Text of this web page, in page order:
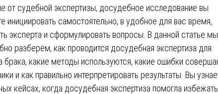
от судебной экспертизы, досудебное исследование вы
инициировать самостоятельно, в удобное для вас время,
эксперта и сформулировать вопросы. В данной статье мы
разберём, как проводится досудебная экспертиза для
брака, какие методы используются, какие ошибки
и как правильно интерпретировать результаты. Вы
кейсах, когда досудебная экспертиза помогла избежать